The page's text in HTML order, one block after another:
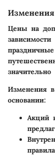
Цены на
Изменения
основании:
Акций